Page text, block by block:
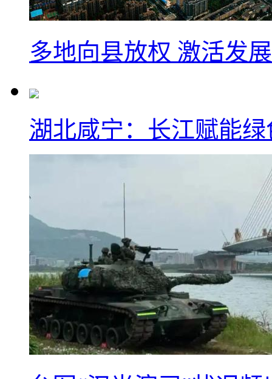
多地向县放权 激活发
湖北咸宁：长江赋能